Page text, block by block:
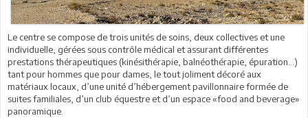
Le centre se compose de trois unités de soins, deux collectives et une
individuelle, gérées sous contrôle médical et assurant différentes
prestations thérapeutiques (kinésithérapie, balnéothérapie, épuration…)
tant pour hommes que pour dames, le tout joliment décoré aux
matériaux locaux, d’une unité d’hébergement pavillonnaire formée de
suites familiales, d’un club équestre et d’un espace «food and beverage»
panoramique.